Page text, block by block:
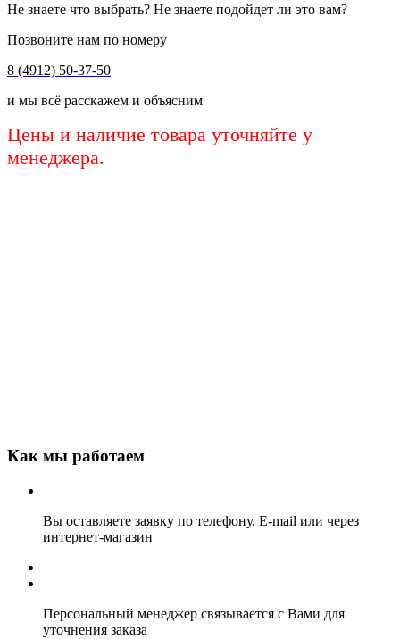
Не знаете что выбрать? Не знаете подойдет ли это вам?
Позвоните нам по номеру
8 (4912) 50-37-50
и мы всё расскажем и объясним
Цены и наличие товара уточняйте у
менеджера.
Как мы работаем
Вы оставляете заявку по телефону, E-mail или через
интернет-магазин
Персональный менеджер связывается с Вами для
уточнения заказа